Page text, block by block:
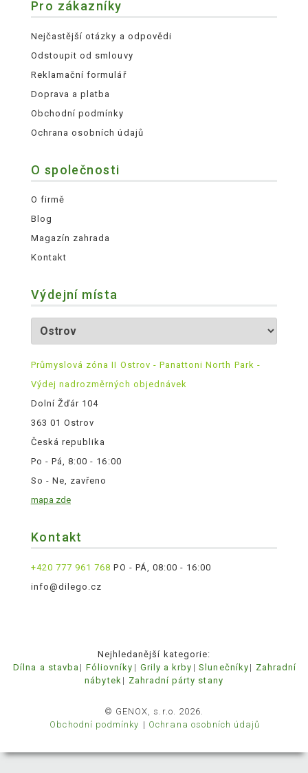
Pro zákazníky
Nejčastější otázky a odpovědi
Odstoupit od smlouvy
Reklamační formulář
Doprava a platba
Obchodní podmínky
Ochrana osobních údajů
O společnosti
O firmě
Blog
Magazín zahrada
Kontakt
Výdejní místa
Průmyslová zóna II Ostrov - Panattoni North Park -
Výdej nadrozměrných objednávek
Dolní Žďár 104
363 01 Ostrov
Česká republika
Po - Pá, 8:00 - 16:00
So - Ne, zavřeno
mapa zde
Kontakt
+420 777 961 768 PO - PÁ, 08:00 - 16:00
info@dilego.cz
Nejhledanější kategorie:
Dílna a stavba
Fóliovníky Grily a krby Slunečníky
Zahradní
nábytek
Zahradní párty stany
© GENOX, s.r.o. 2026.
Obchodní podmínky
Ochrana osobních údajů